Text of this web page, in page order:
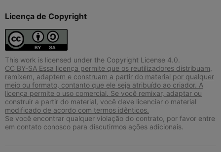
Licença de Copyright
This work is licensed under the Copyright License 4.0.
CC BY-SA Essa licença permite que os reutilizadores distribuam,
remixem, adaptem e construam a partir do material por qualquer
meio ou formato, contanto que ele seja atribuído ao criador. A
licença permite o uso comercial. Se você remixar, adaptar ou
construir a partir do material, você deve licenciar o material
modificado de acordo com termos idênticos.
Se você encontrar qualquer violação do contrato, por favor entre
em contato conosco para discutirmos ações adicionais.